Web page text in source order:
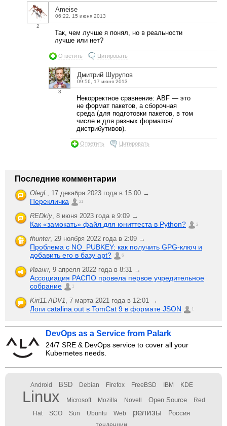
2
Ameise
06:22, 15 июня 2013
Так, чем лучше я понял, но в реальности
лучше или нет?
Ответить Цитировать
3
Дмитрий Шурупов
09:56, 17 июня 2013
Некорректное сравнение: ABF — это
не формат пакетов, а сборочная
среда (для подготовки пакетов, в том
числе и для разных форматов/
дистрибутивов).
Ответить Цитировать
Последние комментарии
OlegL, 17 декабря 2023 года в 15:00 →
Перекличка 21
REDkiy, 8 июня 2023 года в 9:09 →
Как «замокать» файл для юниттеста в Python? 2
fhunter, 29 ноября 2022 года в 2:09 →
Проблема с NO_PUBKEY: как получить GPG-ключ и
добавить его в базу apt?
6
Иванн, 9 апреля 2022 года в 8:31 →
Ассоциация РАСПО провела первое учредительное
собрание
1
Kiri11.ADV1, 7 марта 2021 года в 12:01 →
Логи catalina.out в TomCat 9 в формате JSON 1
DevOps as a Service from Palark
24/7 SRE & DevOps service to cover all your
Kubernetes needs.
Android BSD Debian Firefox FreeBSD IBM KDE
Linux Microsoft Mozilla Novell Open Source Red
Hat SCO Sun Ubuntu Web релизы Россия